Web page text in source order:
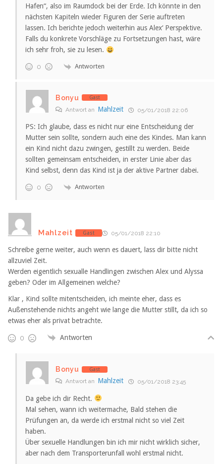
Hafen“, also im Raumdock bei der Erde. Ich könnte in den
nächsten Kapiteln wieder Figuren der Serie auftreten
lassen. Ich berichte jedoch weiterhin aus Alex‘ Perspektive.
Falls du konkrete Vorschläge zu Fortsetzungen hast, wäre
ich sehr froh, sie zu lesen.
0 Antworten
Bonyu Gast
Antwort an Mahlzeit 05/01/2018 22:06
PS: Ich glaube, dass es nicht nur eine Entscheidung der
Mutter sein sollte, sondern auch eine des Kindes. Man kann
ein Kind nicht dazu zwingen, gestillt zu werden. Beide
sollten gemeinsam entscheiden, in erster Linie aber das
Kind selbst, denn das Kind ist ja der aktive Partner dabei.
0 Antworten
Mahlzeit Gast 05/01/2018 22:10
Schreibe gerne weiter, auch wenn es dauert, lass dir bitte nicht
allzuviel Zeit.
Werden eigentlich sexualle Handlingen zwischen Alex und Alyssa
geben? Oder im Allgemeinen welche?
Klar , Kind sollte mitentscheiden, ich meinte eher, dass es
Außenstehende nichts angeht wie lange die Mutter stillt, da ich so
etwas eher als privat betrachte.
0 Antworten
Bonyu Gast
Antwort an Mahlzeit 05/01/2018 23:45
Da gebe ich dir Recht.
Mal sehen, wann ich weitermache, Bald stehen die
Prüfungen an, da werde ich erstmal nicht so viel Zeit
haben.
Über sexuelle Handlungen bin ich mir nicht wirklich sicher,
aber nach dem Transporterunfall wohl erstmal nicht.